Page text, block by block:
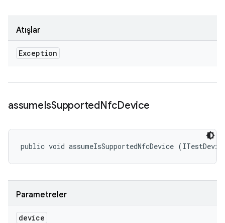
Atışlar
Exception
assumeIsSupportedNfcDevice
public void assumeIsSupportedNfcDevice
Parametreler
device